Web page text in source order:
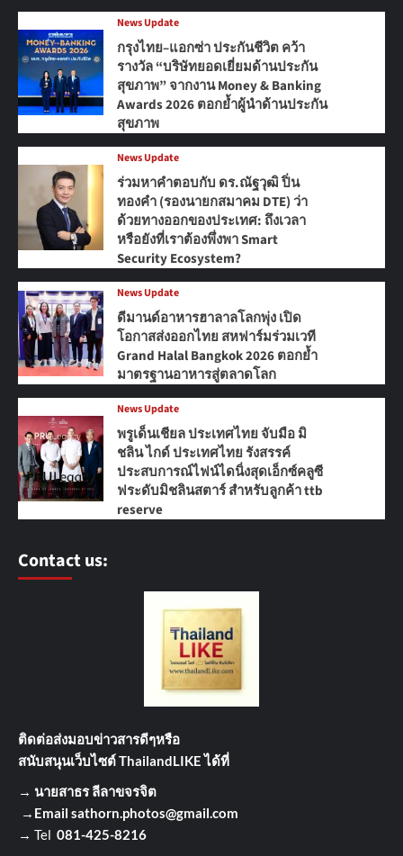
News Update
กรุงไทย–แอกซ่า ประกันชีวิต คว้า
รางวัล “บริษัทยอดเยี่ยมด้านประกัน
สุขภาพ” จากงาน Money & Banking
Awards 2026 ตอกย้ำผู้นำด้านประกัน
สุขภาพ
News Update
ร่วมหาคำตอบกับ ดร.ณัฐวุฒิ ปิ่น
ทองคำ (รองนายกสมาคม DTE) ว่า
ด้วยทางออกของประเทศ: ถึงเวลา
หรือยังที่เราต้องพึ่งพา Smart
Security Ecosystem?
News Update
ดีมานด์อาหารฮาลาลโลกพุ่ง เปิด
โอกาสส่งออกไทย สหฟาร์มร่วมเวที
Grand Halal Bangkok 2026 ตอกย้ำ
มาตรฐานอาหารสู่ตลาดโลก
News Update
พรูเด็นเชียล ประเทศไทย จับมือ มิ
ชลิน ไกด์ ประเทศไทย รังสรรค์
ประสบการณ์ไฟน์ไดนิ่งสุดเอ็กซ์คลูซี
ฟระดับมิชลินสตาร์ สำหรับลูกค้า ttb
reserve
Contact us:
ติดต่อส่งมอบข่าวสารดีๆหรือ
สนับสนุนเว็บไซต์ ThailandLIKE ได้ที่
→ นายสาธร ลีลาขจรจิต
→Email sathorn.photos@gmail.com
→ Tel 081-425-8216